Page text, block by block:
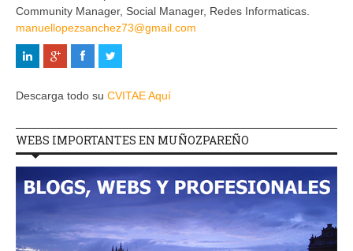
Community Manager, Social Manager, Redes Informaticas.
manuellopezsanchez73@gmail.com
Descarga todo su CVITAE Aquí
WEBS IMPORTANTES EN MUÑOZPAREÑO